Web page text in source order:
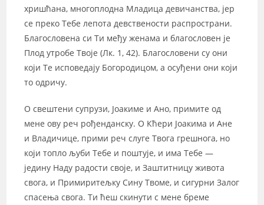
хришћана, многоплодна Младица девичанства, јер
се преко Тебе лепота девствености распространи.
Благословена си Ти међу женама и благословен је
Плод утробе Твоје (Лк. 1, 42). Благословени су они
који Те исповедају Богородицом, а осуђени они који
то одричу.
О свештени супрузи, Јоакиме и Ано, примите од
мене ову реч рођенданску. О Кћери Јоакима и Ане
и Владичице, прими реч слуге Твога грешнога, но
који топло љуби Тебе и поштује, и има Тебе —
једину Наду радости своје, и Заштитницу живота
свога, и Примиритељку Сину Твоме, и сигурни Залог
спасења свога. Ти ћеш скинути с мене бреме